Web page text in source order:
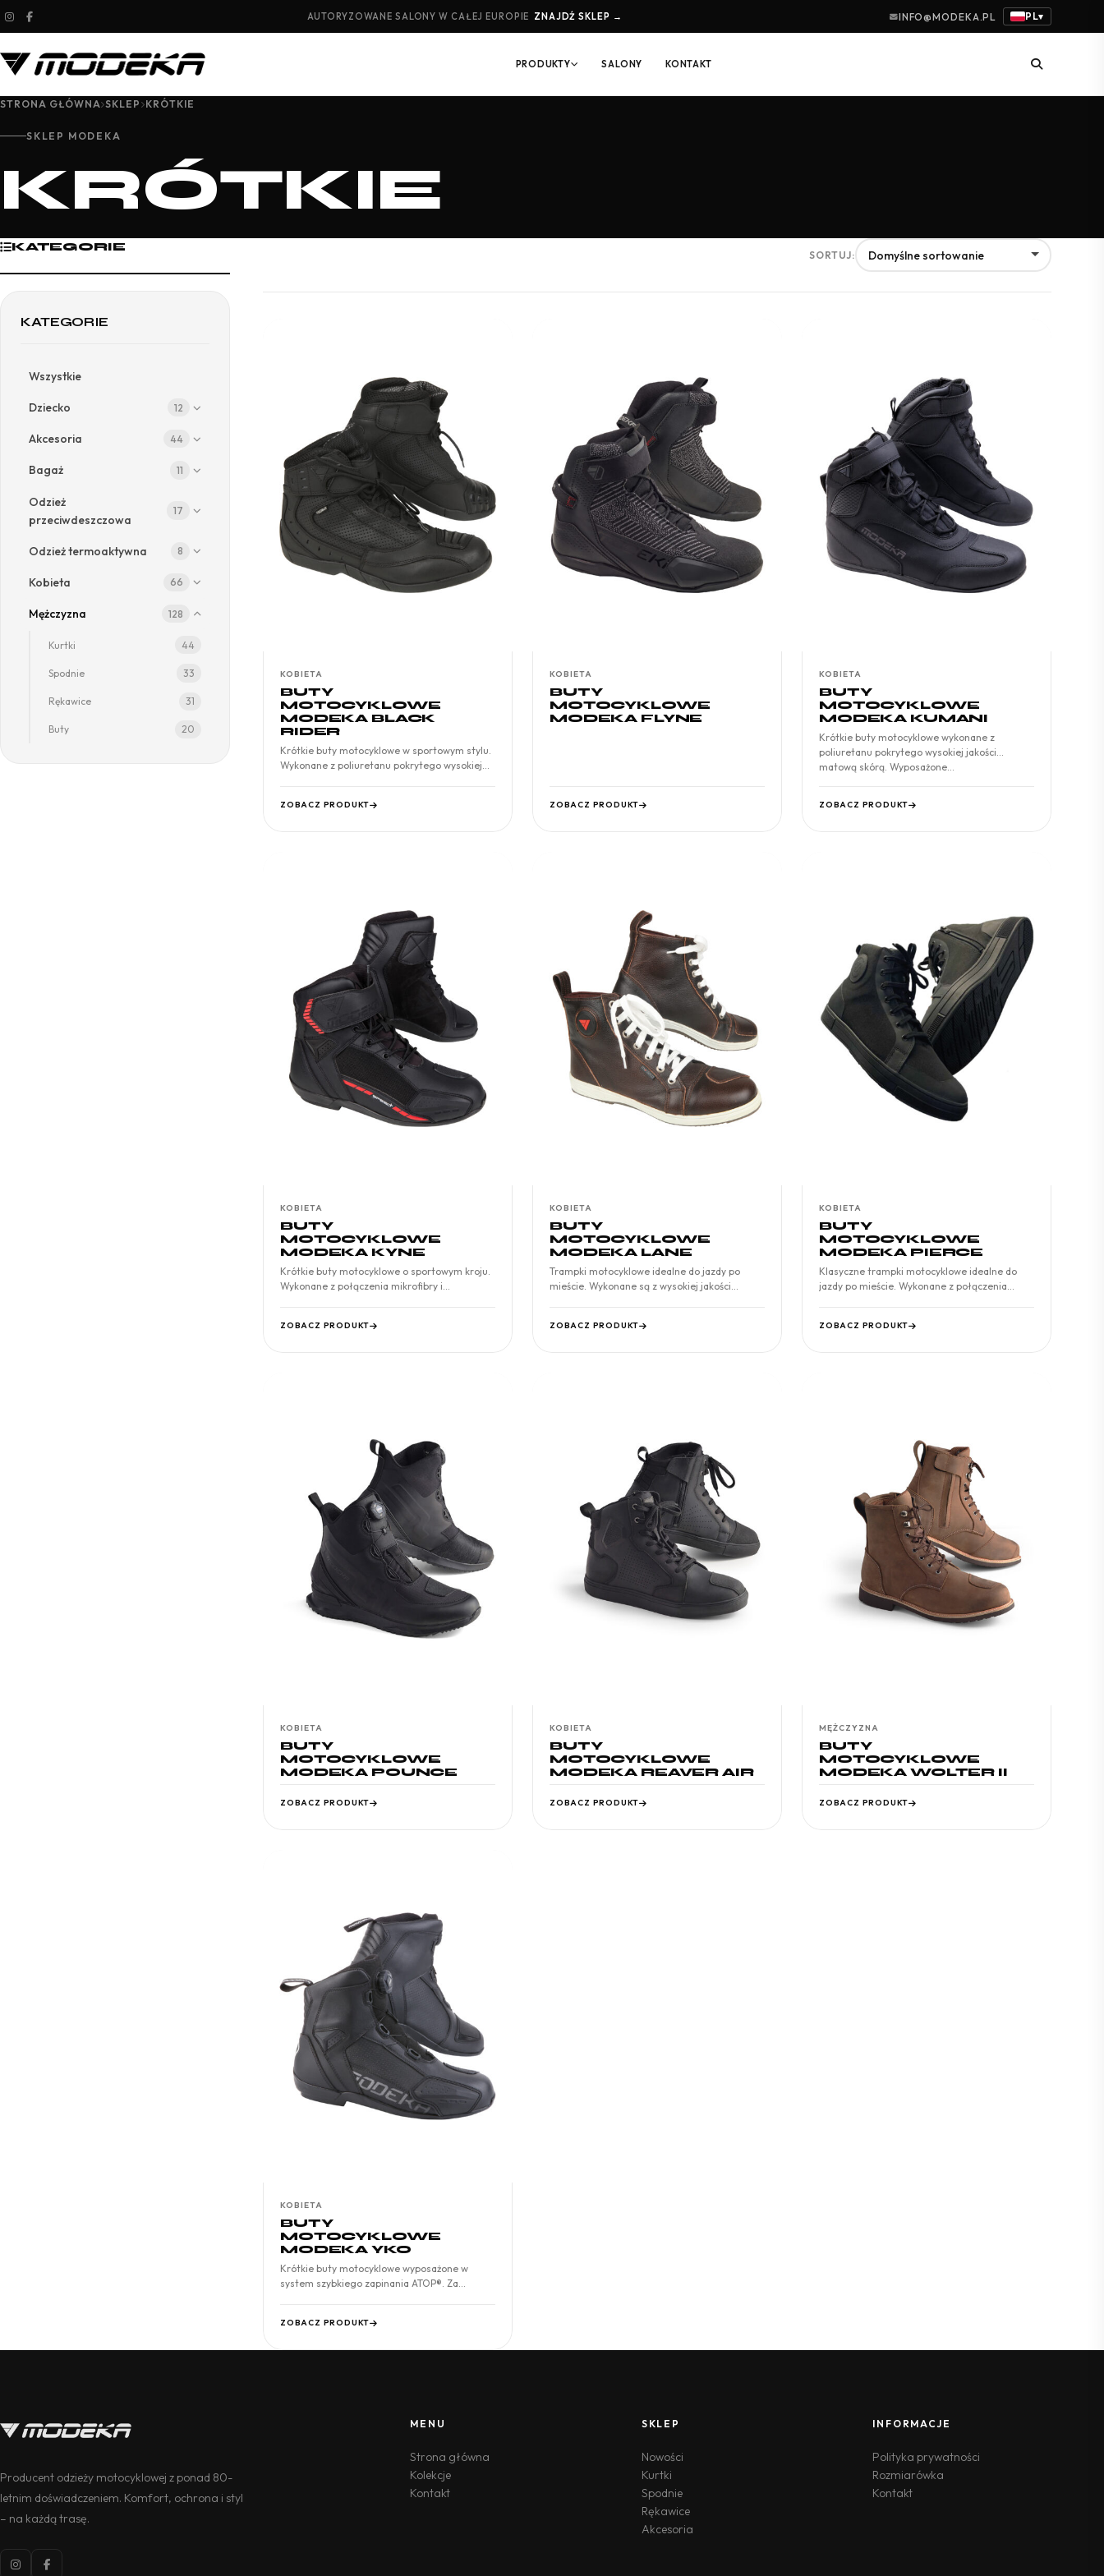
AUTORYZOWANE SALONY W CAŁEJ EUROPIE ZNAJDŹ SKLEP → INFO@MODEKA.PL PL▾
PRODUKTY SALONY KONTAKT
STRONA GŁÓWNA SKLEP KRÓTKIE
SKLEP MODEKA
KRÓTKIE
KATEGORIE
KATEGORIE
Wszystkie
Dziecko 12
Akcesoria 44
Bagaż 11
Odzież
przeciwdeszczowa
17
Odzież termoaktywna 8
Kobieta 66
Mężczyzna 128
Kurtki 44
Spodnie 33
Rękawice 31
Buty 20
SORTUJ:
KOBIETA
BUTY
MOTOCYKLOWE
MODEKA BLACK
RIDER
Krótkie buty motocyklowe w sportowym stylu.
Wykonane z poliuretanu pokrytego wysokiej
ZOBACZ PRODUKT
KOBIETA
BUTY
MOTOCYKLOWE
MODEKA FLYNE
ZOBACZ PRODUKT
KOBIETA
BUTY
MOTOCYKLOWE
MODEKA KUMANI
Krótkie buty motocyklowe wykonane z
poliuretanu pokrytego wysokiej jakości
matową skórą. Wyposażone…
ZOBACZ PRODUKT
KOBIETA
BUTY
MOTOCYKLOWE
MODEKA KYNE
Krótkie buty motocyklowe o sportowym kroju.
Wykonane z połączenia mikrofibry i
ZOBACZ PRODUKT
KOBIETA
BUTY
MOTOCYKLOWE
MODEKA LANE
Trampki motocyklowe idealne do jazdy po
mieście. Wykonane są z wysokiej jakości…
ZOBACZ PRODUKT
KOBIETA
BUTY
MOTOCYKLOWE
MODEKA PIERCE
Klasyczne trampki motocyklowe idealne do
jazdy po mieście. Wykonane z połączenia
ZOBACZ PRODUKT
KOBIETA
BUTY
MOTOCYKLOWE
MODEKA POUNCE
ZOBACZ PRODUKT
KOBIETA
BUTY
MOTOCYKLOWE
MODEKA REAVER AIR
ZOBACZ PRODUKT
MĘŻCZYZNA
BUTY
MOTOCYKLOWE
MODEKA WOLTER II
ZOBACZ PRODUKT
KOBIETA
BUTY
MOTOCYKLOWE
MODEKA YKO
Krótkie buty motocyklowe wyposażone w
system szybkiego zapinania ATOP®. Za
ZOBACZ PRODUKT
Producent odzieży motocyklowej z ponad 80-
letnim doświadczeniem. Komfort, ochrona i styl
– na każdą trasę.
MENU
Strona główna
Kolekcje
Kontakt
SKLEP
Nowości
Kurtki
Spodnie
Rękawice
Akcesoria
INFORMACJE
Polityka prywatności
Rozmiarówka
Kontakt